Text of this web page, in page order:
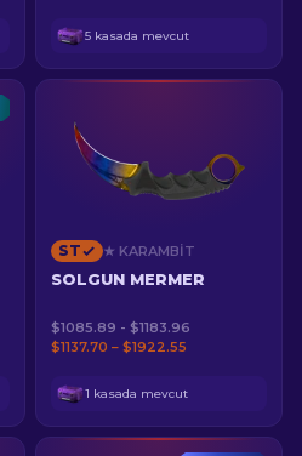
5 kasada mevcut
ST ★ KARAMBIT
SOLGUN MERMER
$1085.89 - $1183.96
$1137.70 – $1922.55
1 kasada mevcut